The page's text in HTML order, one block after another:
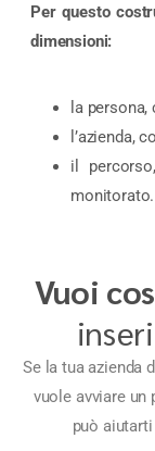
Per questo
dimensioni:
la
l’azienda,
il
monitorato.
Vuoi
Se la tua azienda
vuole avviare un
può